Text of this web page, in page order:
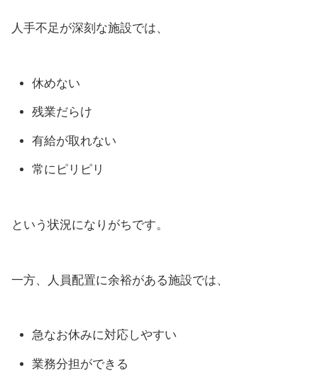
人手不足が深刻な施設では、
休めない
残業だらけ
有給が取れない
常にピリピリ
という状況になりがちです。
一方、人員配置に余裕がある施設では、
急なお休みに対応しやすい
業務分担ができる